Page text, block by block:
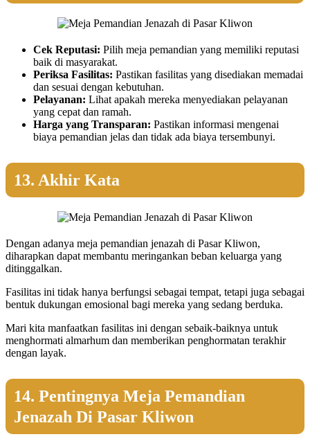
Cek Reputasi: Pilih meja pemandian yang memiliki reputasi
baik di masyarakat.
Periksa Fasilitas: Pastikan fasilitas yang disediakan memadai
dan sesuai dengan kebutuhan.
Pelayanan: Lihat apakah mereka menyediakan pelayanan
yang cepat dan ramah.
Harga yang Transparan: Pastikan informasi mengenai
biaya pemandian jelas dan tidak ada biaya tersembunyi.
13. Akhir Kata
Dengan adanya meja pemandian jenazah di Pasar Kliwon,
diharapkan dapat membantu meringankan beban keluarga yang
ditinggalkan.
Fasilitas ini tidak hanya berfungsi sebagai tempat, tetapi juga sebagai
bentuk dukungan emosional bagi mereka yang sedang berduka.
Mari kita manfaatkan fasilitas ini dengan sebaik-baiknya untuk
menghormati almarhum dan memberikan penghormatan terakhir
dengan layak.
14. Pentingnya Meja Pemandian
Jenazah Di Pasar Kliwon